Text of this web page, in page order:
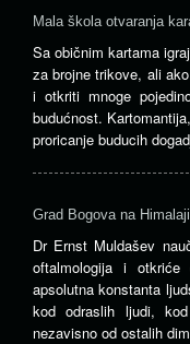
Mala škola otvaranja
Sa običnim kartama
za brojne trikove, ali
i otkriti mnoge
budućnost.
proricanje buducih
Grad Bogova na
Dr Ernst Muldašev
oftalmologija i
apsolutna konstanta
kod odraslih ljudi,
nezavisno od ostalih